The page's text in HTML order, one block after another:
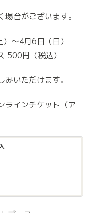
合がございます。
～4月6日（日）
500円（税込）
いただけます。
ラインチケット（ア